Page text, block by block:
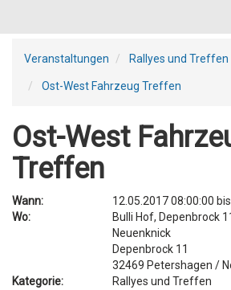
Veranstaltungen Rallyes und Treffen
Ost-West Fahrzeug Treffen
Ost-West
Treffen
Wann: 12.05.2017 08:00:00 bis
Wo:
Bulli Hof, Depenbrock
Neuenknick
Depenbrock 11
32469 Petershagen /
Kategorie:
Rallyes und Treffen